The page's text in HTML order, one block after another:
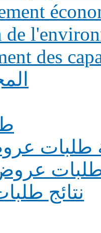
de
des
طلبات
طلبات
نتائج